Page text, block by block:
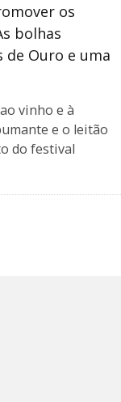
os
bolhas
de Ouro e uma
vinho e à
e o leitão
do festival